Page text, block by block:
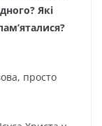
Які
просто